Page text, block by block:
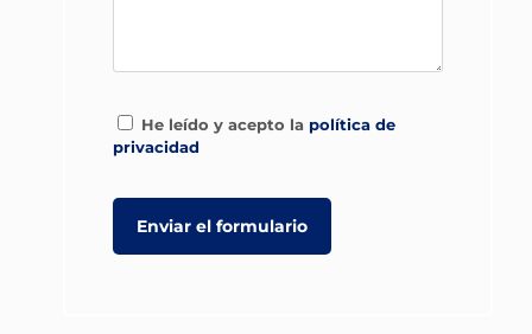
He leído y acepto la política de
privacidad